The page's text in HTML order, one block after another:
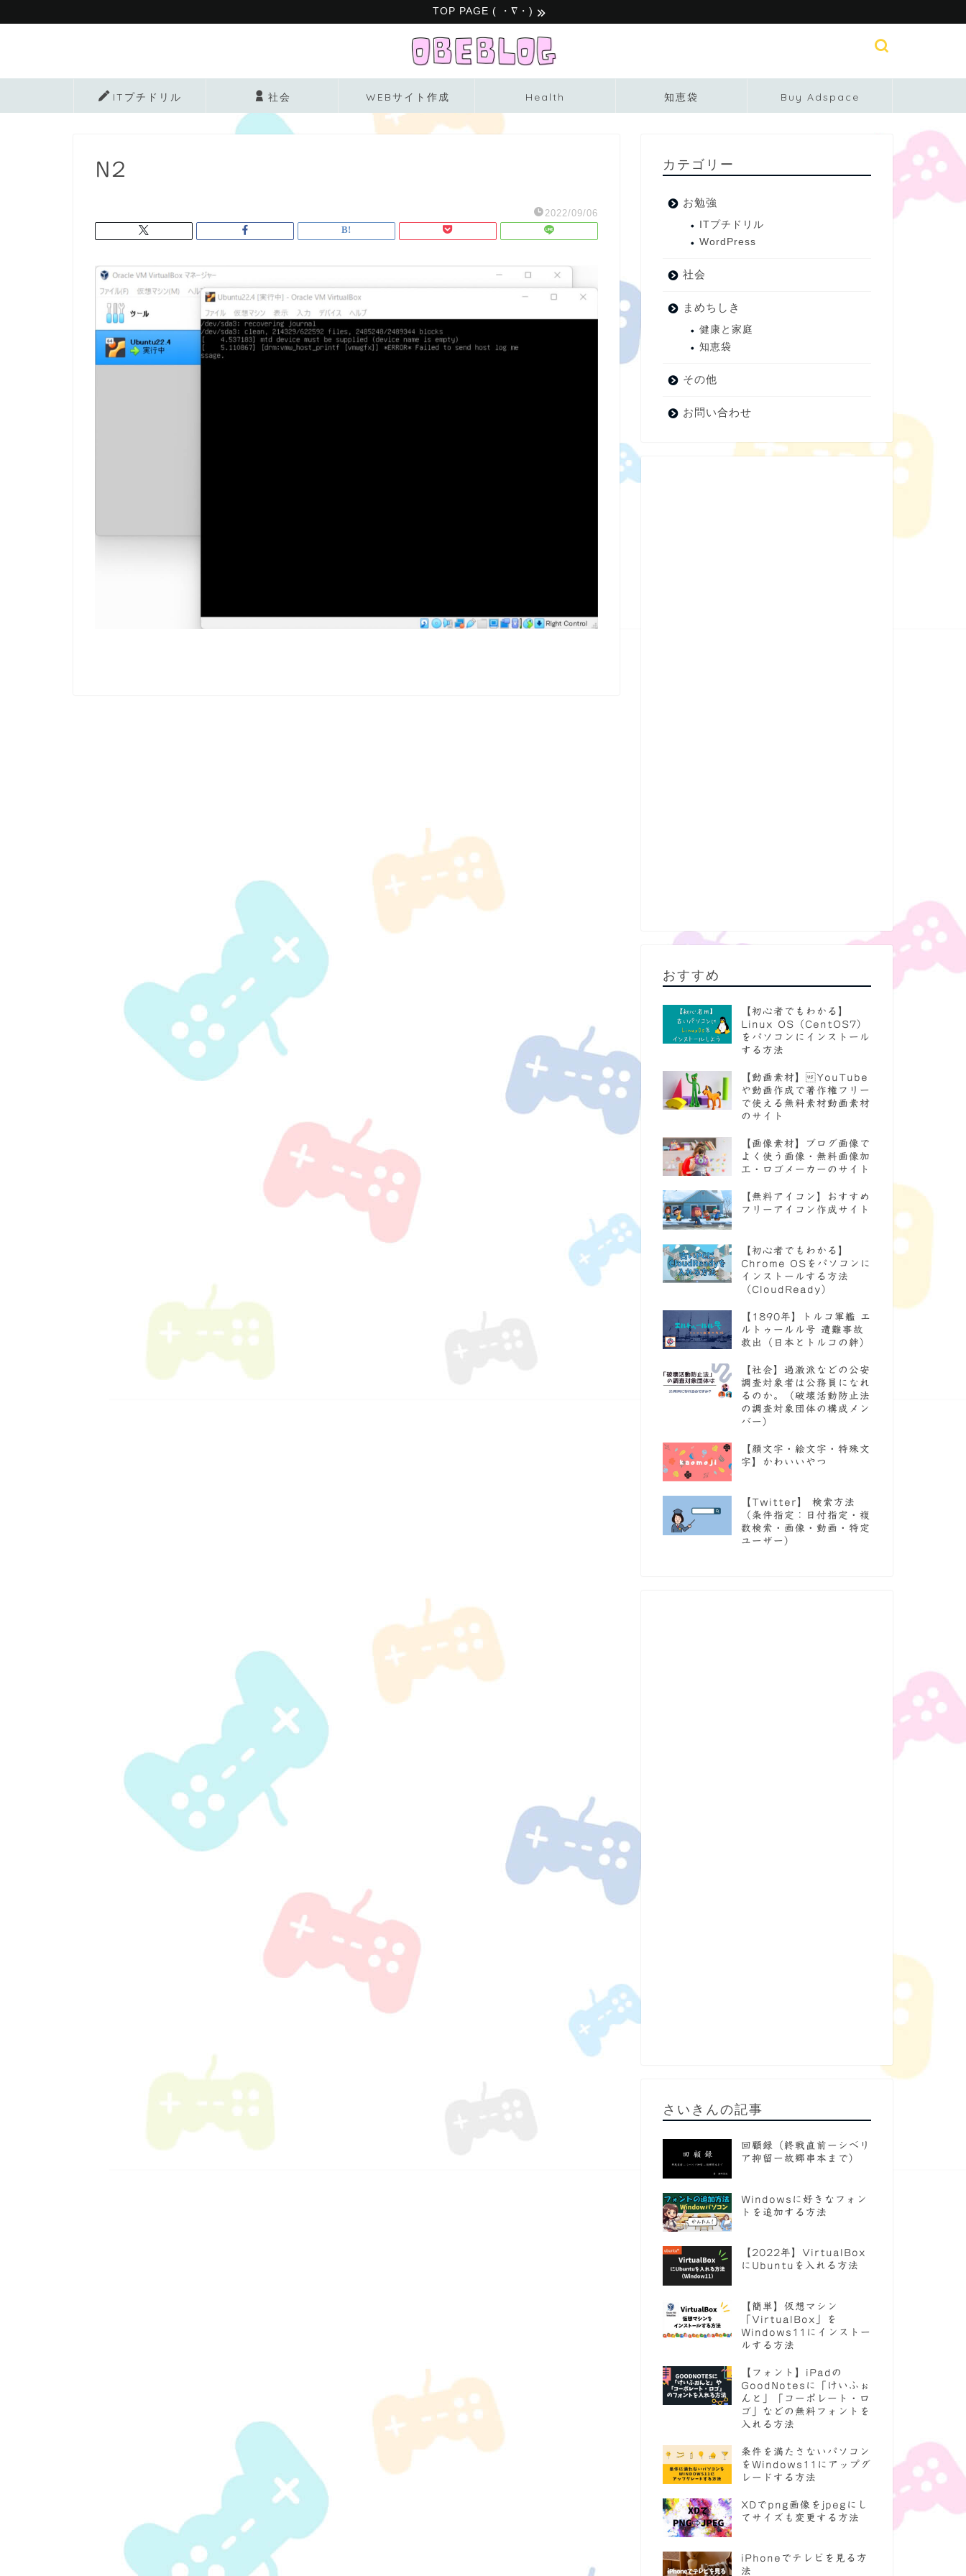
TOP PAGE ( ・∇・)
ITプチドリル 社会 WEBサイト作成 Health 知恵袋 Buy Adspace
N2
2022/09/06
カテゴリー
お勉強
ITプチドリル
WordPress
社会
まめちしき
健康と家庭
知恵袋
その他
お問い合わせ
おすすめ
【初心者でもわかる】
Linux OS（CentOS7）
をパソコンにインストール
する方法
【動画素材】YouTube
や動画作成で著作権フリー
で使える無料素材動画素材
のサイト
【画像素材】ブログ画像で
よく使う画像・無料画像加
工・ロゴメーカーのサイト
【無料アイコン】おすすめ
フリーアイコン作成サイト
【初心者でもわかる】
Chrome OSをパソコンに
インストールする方法
（CloudReady）
【1890年】トルコ軍艦 エ
ルトゥールル号 遭難事故
救出（日本とトルコの絆）
【社会】過激派などの公安
調査対象者は公務員になれ
るのか。（破壊活動防止法
の調査対象団体の構成メン
バー）
【顔文字・絵文字・特殊文
字】かわいいやつ
【Twitter】 検索方法
（条件指定：日付指定・複
数検索・画像・動画・特定
ユーザー）
さいきんの記事
回顧録（終戦直前ーシベリ
ア抑留ー故郷串本まで）
Windowsに好きなフォン
トを追加する方法
【2022年】VirtualBox
にUbuntuを入れる方法
【簡単】仮想マシン
「VirtualBox」を
Windows11にインストー
ルする方法
【フォント】iPadの
GoodNotesに「けいふぉ
んと」「コーポレート・ロ
ゴ」などの無料フォントを
入れる方法
条件を満たさないパソコン
をWindows11にアップグ
レードする方法
XDでpng画像をjpegにし
てサイズも変更する方法
iPhoneでテレビを見る方
法